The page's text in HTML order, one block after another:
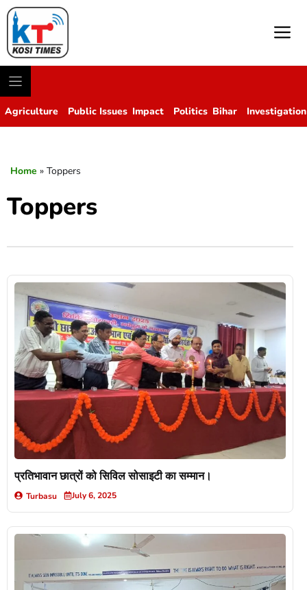
Agriculture Public Issues Impact Politics Bihar Investigation
Home » Toppers
Toppers
प्रतिभावान छात्रों को सिविल सोसाइटी का सम्मान।
Turbasu July 6, 2025